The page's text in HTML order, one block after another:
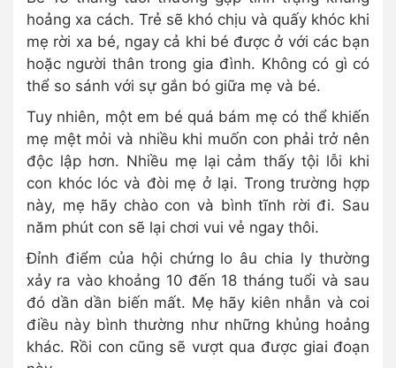
hoảng xa cách. Trẻ sẽ khó chịu và quấy khóc khi
mẹ rời xa bé, ngay cả khi bé được ở với các bạn
hoặc người thân trong gia đình. Không có gì có
thể so sánh với sự gắn bó giữa mẹ và bé.
Tuy nhiên, một em bé quá bám mẹ có thể khiến
mẹ mệt mỏi và nhiều khi muốn con phải trở nên
độc lập hơn. Nhiều mẹ lại cảm thấy tội lỗi khi
con khóc lóc và đòi mẹ ở lại. Trong trường hợp
này, mẹ hãy chào con và bình tĩnh rời đi. Sau
năm phút con sẽ lại chơi vui vẻ ngay thôi.
Đỉnh điểm của hội chứng lo âu chia ly thường
xảy ra vào khoảng 10 đến 18 tháng tuổi và sau
đó dần dần biến mất. Mẹ hãy kiên nhẫn và coi
điều này bình thường như những khủng hoảng
khác. Rồi con cũng sẽ vượt qua được giai đoạn